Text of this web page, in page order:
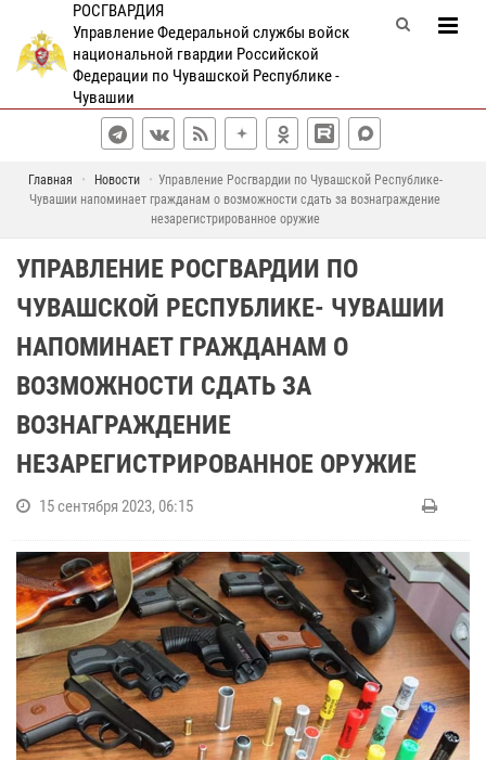
РОСГВАРДИЯ
Управление Федеральной службы войск
национальной гвардии Российской
Федерации по Чувашской Республике -
Чувашии
Главная Новости
Управление Росгвардии по Чувашской Республике-
Чувашии напоминает гражданам о возможности сдать за вознаграждение
незарегистрированное оружие
УПРАВЛЕНИЕ РОСГВАРДИИ ПО
ЧУВАШСКОЙ РЕСПУБЛИКЕ- ЧУВАШИИ
НАПОМИНАЕТ ГРАЖДАНАМ О
ВОЗМОЖНОСТИ СДАТЬ ЗА
ВОЗНАГРАЖДЕНИЕ
НЕЗАРЕГИСТРИРОВАННОЕ ОРУЖИЕ
15 сентября 2023, 06:15